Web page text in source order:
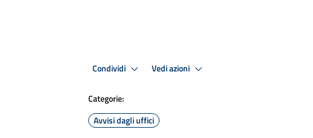
Condividi Vedi azioni
Categorie:
Avvisi dagli uffici